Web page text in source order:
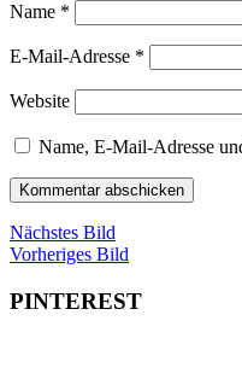
Name *
E-Mail-Adresse *
Website
Name, E-Mail-Adresse
Nächstes Bild
Vorheriges Bild
PINTEREST